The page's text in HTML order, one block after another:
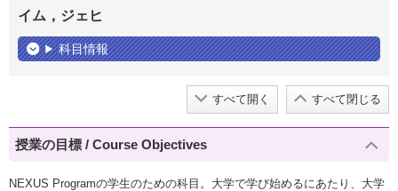
イム，ジェヒ
科目情報
すべて開く すべて閉じる
授業の目標 / Course Objectives
NEXUS Programの学生のための科目。大学で学び始めるにあたり、大学